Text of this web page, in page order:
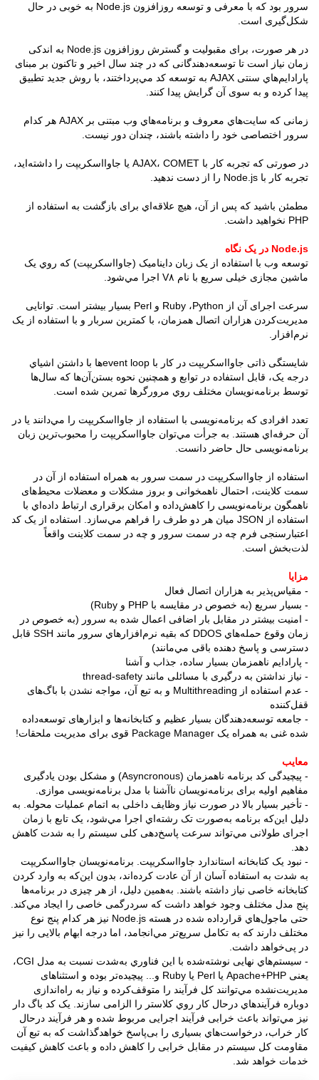
سرور بود که با معرفی و توسعه روزافزون Node.js به خوبی در حال
شکل‌گیری است.
در هر صورت، برای مقبولیت و گسترش روز‌افزون Node.js به اندکی
زمان نیاز است تا توسعه‌دهندگانی که در چند سال اخیر و تا‌کنون بر مبنای
پارادایم‌هاي سنتی AJAX به توسعه کد مي‌پرداختند، با روش جدید تطبیق
پیدا کرده و به سوی آن گرایش پیدا کنند.
زمانی که سایت‌هاي معروف و برنامه‌هاي وب مبتنی بر AJAX هر کدام
سرور اختصاصی خود را داشته باشند، چندان دور نیست.
در صورتی که تجربه کار با AJAX، COMET یا جاوااسکریپت را داشته‌اید،
تجربه کار با Node.js را از دست ندهید.
مطمئن باشید که پس از آن، هیچ علاقه‌اي برای بازگشت به استفاده از
PHP نخواهید داشت.
Node.js در یک نگاه
توسعه وب با استفاده از یک زبان داینامیک (جاوااسکریپت) که روي یک
ماشین مجازی خیلی سریع با نام V۸ اجرا مي‌شود.
سرعت اجرای آن از Ruby ،Python و Perl بسیار بیشتر است. توانایی
مدیریت‌کردن هزاران اتصال همزمان، با کمترین سربار و با استفاده از یک
نرم‌افزار.
شایستگی ذاتی جاوااسکریپت در کار با event loop‌ها با داشتن اشیاي
درجه یک، قابل استفاده در توابع و همچنین نحوه بستن‌آن‌ها که سال‌ها
توسط برنامه‌نویسان مختلف روي مرورگرها تمرین شده است.
تعدد افرادی که برنامه‌نویسی با استفاده از جاوااسکریپت را مي‌دانند یا در
آن حرفه‌اي هستند. به جرأت مي‌توان جاوااسکریپت را محبوب‌ترین زبان
برنامه‌نویسی حال حاضر دانست.
استفاده از جاوااسکریپت در سمت سرور به همراه استفاده از آن در
سمت کلاینت، احتمال ناهمخوانی و بروز مشکلات و معضلات محیط‌های
ناهمگون برنامه‌نویسی را کاهش‌داده و امکان برقراری ارتباط داده‌اي با
استفاده از JSON میان هر دو طرف را فراهم مي‌سازد. استفاده از یک کد
اعتبار‌سنجی فرم چه در سمت سرور و چه در سمت کلاینت واقعاً
لذت‌بخش است.
مزایا
- مقیاس‌پذیر به هزاران اتصال فعال
- بسیار سریع (به خصوص در مقایسه با PHP و Ruby)
- امنیت بیشتر در مقابل بار اضافی اعمال شده به سرور (به خصوص در
زمان وقوع حمله‌هاي DDOS که بقیه نرم‌افزارهاي سرور مانند SSH قابل
دسترسی و پاسخ دهنده باقی مي‌مانند)
- پارادایم ناهمزمان بسیار ساده، جذاب و آشنا
- نیاز نداشتن به درگیری با مسائلی مانند thread-safety
- عدم استفاده از Multithreading و به تبع آن، مواجه نشدن با باگ‌های
قفل‌کننده
- جامعه توسعه‌دهندگان بسیار عظیم و کتابخانه‌ها و ابزارهای توسعه‌داده
شده غنی به همراه یک Package Manager قوی برای مدیریت ملحقات!
معایب
- پیچیدگی کد برنامه ناهمزمان (Asyncronous) و مشکل بودن یادگیری
مفاهیم اولیه برای برنامه‌نویسان نا‌آشنا با مدل برنامه‌نویسی موازی.
- تأخیر بسیار بالا در صورت نیاز وظایف داخلی به اتمام عملیات محوله. به
دلیل این‌که برنامه به‌صورت تک رشته‌اي اجرا مي‌شود، یک تابع با زمان
اجرای طولانی مي‌تواند سرعت پاسخ‌دهی کلی سیستم را به شدت کاهش
دهد.
- نبود یک کتابخانه استاندارد جاوااسکریپت. برنامه‌نویسان جاوااسکریپت
به شدت به استفاده آسان از آن عادت کرده‌اند، بدون این‌که به وارد کردن
کتابخانه خاصی نیاز داشته باشند. به‌همین دلیل، از هر چیزی در برنامه‌ها
پنج مدل مختلف وجود خواهد داشت که سردرگمی خاصی را ایجاد مي‌کند.
حتی ماجول‌هاي قرار‌داده شده در هسته Node.js نیز هر کدام پنج نوع
مختلف دارند که به تکامل سریع‌تر مي‌انجامد، اما درجه ابهام بالایی را نیز
در پی‌خواهد داشت.
- سیستم‌هاي نهایی نوشته‌شده با این فناوري به‌شدت نسبت به مدل CGI،
یعنی Apache+PHP یا Perl یا Ruby و... پیچیده‌تر بوده و استثناهای
مدیریت‌نشده مي‌توانند کل فرآيند را متوقف‌کرده و نیاز به راه‌اندازی
دوباره فرآيندهاي درحال کار روي کلاستر را الزامی سازند. یک کد باگ دار
نیز مي‌تواند باعث خرابی فرآيند اجرایی مربوط شده و هر فرآيند درحال
کار خراب، درخواست‌هاي بسیاری را بی‌پاسخ خواهد‌گذاشت که به تبع آن
مقاومت کل سیستم در مقابل خرابی را کاهش داده و باعث کاهش کیفیت
خدمات خواهد شد.